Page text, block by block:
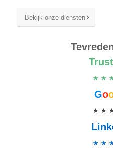
Bekijk onze diensten
★ ★
Go
★ ★
★ ★